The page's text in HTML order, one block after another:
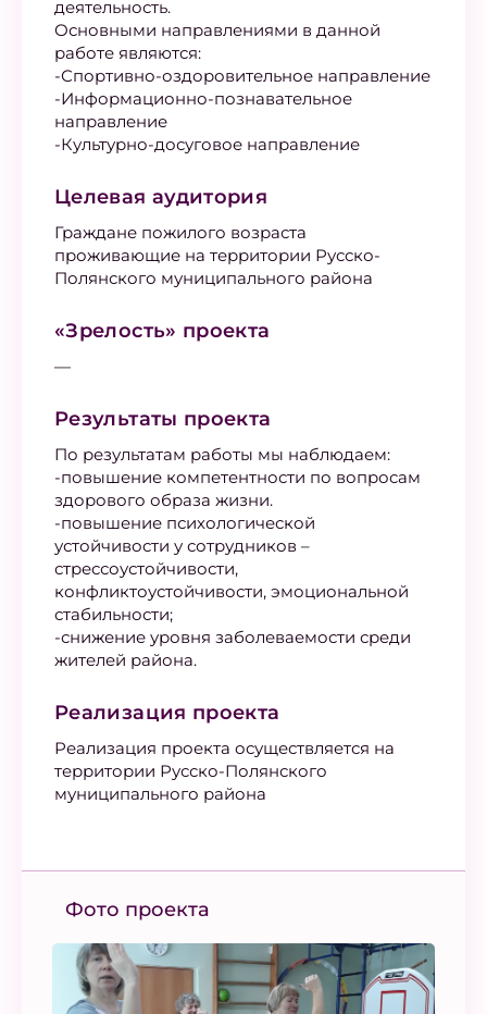
деятельность.
Основными направлениями в данной
работе являются:
-Спортивно-оздоровительное направление
-Информационно-познавательное
направление
-Культурно-досуговое направление
Целевая аудитория
Граждане пожилого возраста
проживающие на территории Русско-
Полянского муниципального района
«Зрелость» проекта
—
Результаты проекта
По результатам работы мы наблюдаем:
-повышение компетентности по вопросам
здорового образа жизни.
-повышение психологической
устойчивости у сотрудников –
стрессоустойчивости,
конфликтоустойчивости, эмоциональной
стабильности;
-снижение уровня заболеваемости среди
жителей района.
Реализация проекта
Реализация проекта осуществляется на
территории Русско-Полянского
муниципального района
Фото проекта